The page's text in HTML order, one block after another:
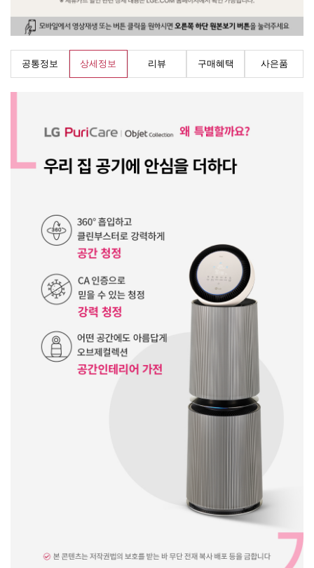
공통정보 상세정보 리뷰 구매혜택 사은품